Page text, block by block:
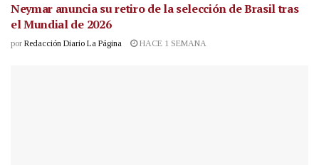
Neymar anuncia su retiro de la selección de Brasil tras
el Mundial de 2026
por Redacción Diario La Página HACE 1 SEMANA